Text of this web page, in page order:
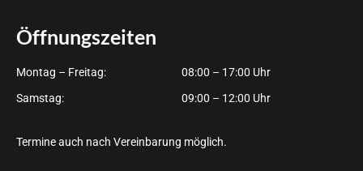
Öffnungszeiten
Montag – Freitag:
Samstag:
08:00 – 17:00 Uhr
09:00 – 12:00 Uhr
Termine auch nach Vereinbarung möglich.